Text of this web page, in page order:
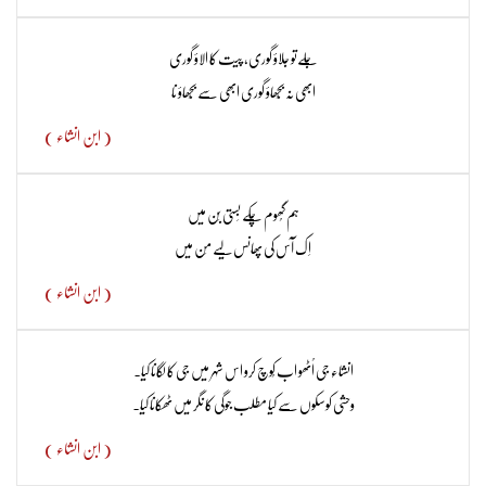
جلےتو جلاؤ گوری، پیت کا الاؤ گوری
ابھی نہ بُجھاؤ گوری ابھی سے بُجھاؤ نا
( ابن انشاء )
ہم گُھوم چکے بَستی بَن میں
اِک آس کی پھانس لیے مَن میں
( ابن انشاء )
انشاء جی اُٹھو اب کُوچ کرو اس شہر میں جی کا لگانا کیا۔
وحشی کوسکوں سے کیا مطلب جوگی کا نگر میں ٹھکانا کیا۔
( ابن انشاء )